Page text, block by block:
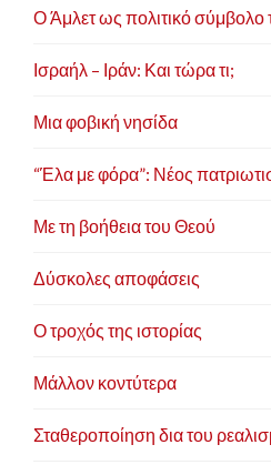
Ο Άμλετ ως πολιτικό
Ισραήλ – Ιράν: Και τώρα τι;
Μια φοβική νησίδα
“Έλα με φόρα”: Νέος
Με τη βοήθεια του Θεού
Δύσκολες αποφάσεις
Ο τροχός της ιστορίας
Μάλλον κοντύτερα
Σταθεροποίηση δια του